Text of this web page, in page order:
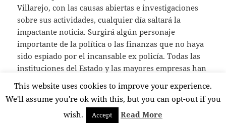
Villarejo, con las causas abiertas e investigaciones
sobre sus actividades, cualquier día saltará la
impactante noticia. Surgirá algún personaje
importante de la política o las finanzas que no haya
sido espiado por el incansable ex policía. Todas las
instituciones del Estado y las mayores empresas han
grabaciones es más larga que la de Spotify y sus
contactos alcanzan las más altas esferas políticas y
económicas. Subió de las cloacas del Estado al
This website uses cookies to improve your experience.
We'll assume you're ok with this, but you can opt-out if you
wish.
Accept Read More